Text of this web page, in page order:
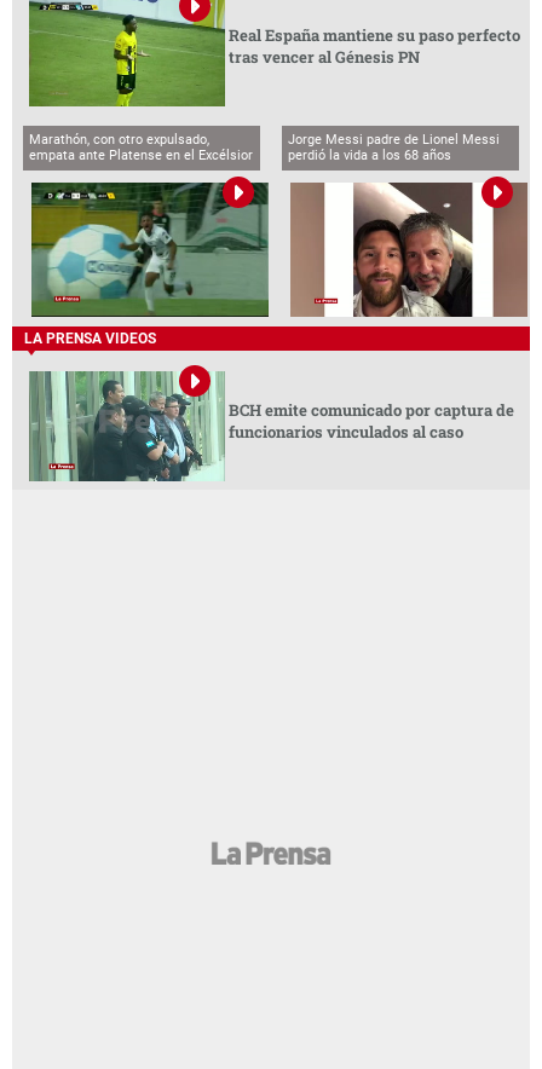
Real España mantiene su paso perfecto
tras vencer al Génesis PN
Marathón, con otro expulsado,
empata ante Platense en el Excélsior
Jorge Messi padre de Lionel Messi
perdió la vida a los 68 años
LA PRENSA VIDEOS
BCH emite comunicado por captura de
funcionarios vinculados al caso